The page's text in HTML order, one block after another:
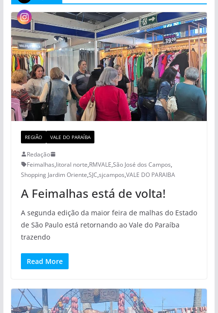
REGIÃO VALE DO PARAÍBA
Redação
Feimalhas,litoral norte,RMVALE,São José dos Campos,
Shopping Jardim Oriente,SJC,sjcampos,VALE DO PARAIBA
A Feimalhas está de volta!
A segunda edição da maior feira de malhas do Estado
de São Paulo está retornando ao Vale do Paraíba
trazendo
Read More